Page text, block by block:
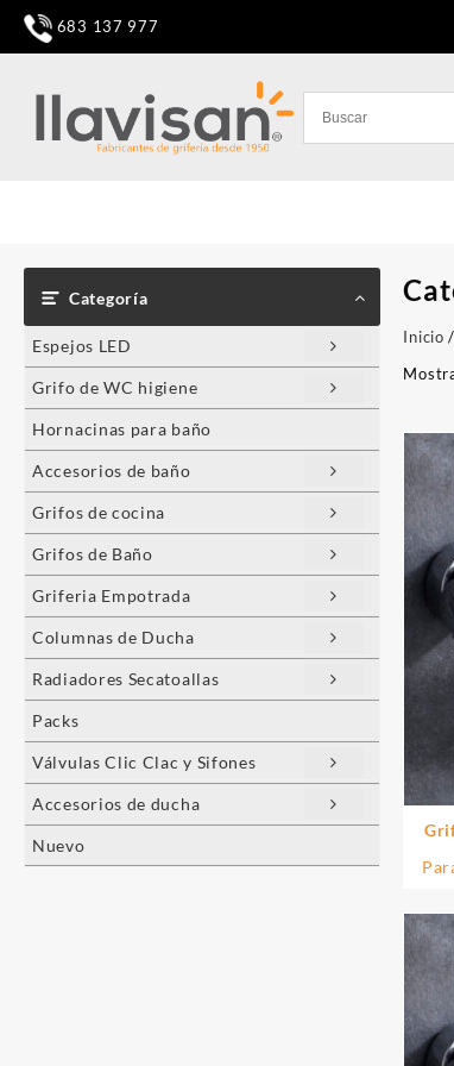
Saltar
683 137 977
Categoría
Espejos LED
Grifo de WC higiene
Hornacinas para baño
Accesorios de baño
Grifos de cocina
Grifos de Baño
Griferia Empotrada
Columnas de Ducha
Radiadores Secatoallas
Packs
Válvulas Clic Clac y Sifones
Accesorios de ducha
Nuevo
Inicio /